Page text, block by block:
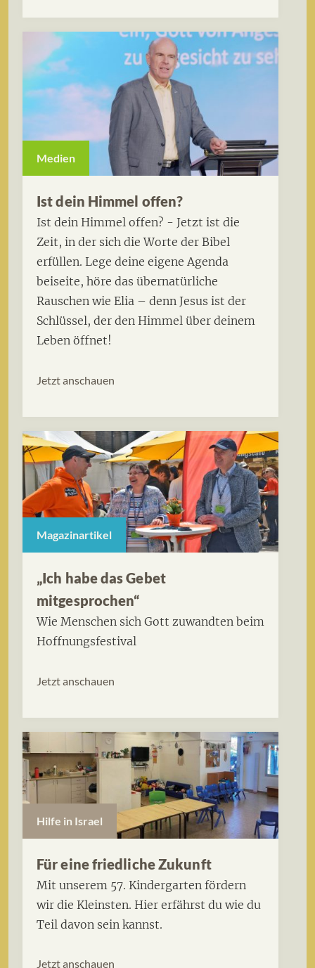
Medien
Ist dein Himmel offen?
Ist dein Himmel offen? - Jetzt ist die
Zeit, in der sich die Worte der Bibel
erfüllen. Lege deine eigene Agenda
beiseite, höre das übernatürliche
Rauschen wie Elia – denn Jesus ist der
Schlüssel, der den Himmel über deinem
Leben öffnet!
Jetzt anschauen
Magazinartikel
„Ich habe das Gebet
mitgesprochen“
Wie Menschen sich Gott zuwandten beim
Hoffnungsfestival
Jetzt anschauen
Hilfe in Israel
Für eine friedliche Zukunft
Mit unserem 57. Kindergarten fördern
wir die Kleinsten. Hier erfährst du wie du
Teil davon sein kannst.
Jetzt anschauen